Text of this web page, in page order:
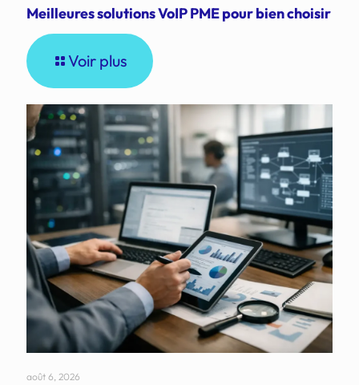
Meilleures solutions VoIP PME pour bien choisir
Voir plus
août 6, 2026